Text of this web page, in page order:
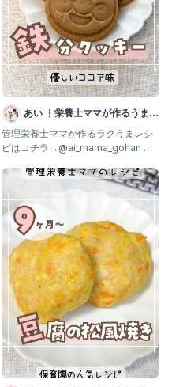
あい ︴栄養士ママが作るうまう
ま離乳食
管理栄養士ママが作るラクうまレシ
ピはコチラ→@ai_mama_gohan 離